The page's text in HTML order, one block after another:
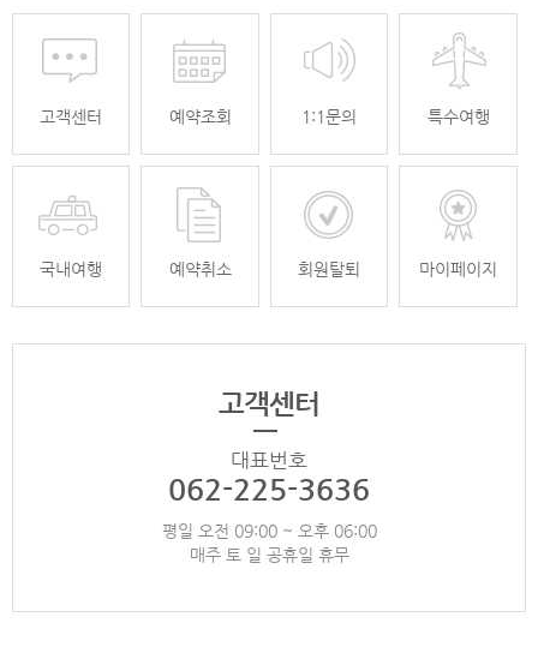
고객센터 예약조회 1:1문의 특수여행
국내여행 예약취소 회원탈퇴 마이페이지
고객센터
대표번호
062-225-3636
평일 오전 09:00 ~ 오후 06:00
매주 토 일 공휴일 휴무